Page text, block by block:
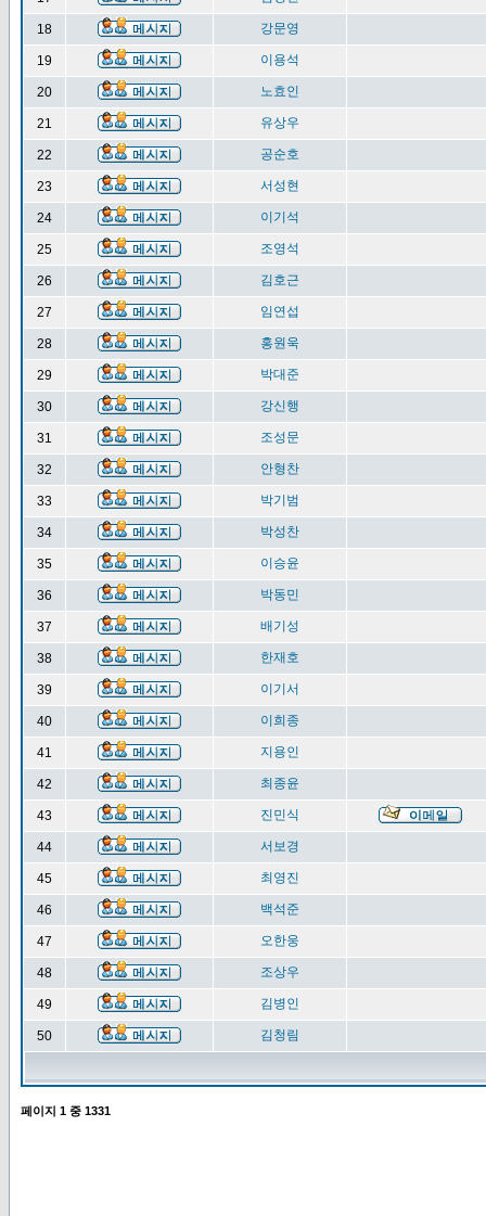
18 강문영
19 이용석
20 노효인
21 유상우
22 공순호
23 서성현
24 이기석
25 조영석
26 김호근
27 임연섭
28 홍원욱
29 박대준
30 강신행
31 조성문
32 안형찬
33 박기범
34 박성찬
35 이승윤
36 박동민
37 배기성
38 한재호
39 이기서
40 이희종
41 지용인
42 최종윤
43 진민식
44 서보경
45 최영진
46 백석준
47 오한웅
48 조상우
49 김병인
50 김청림
페이지 1 중 1331